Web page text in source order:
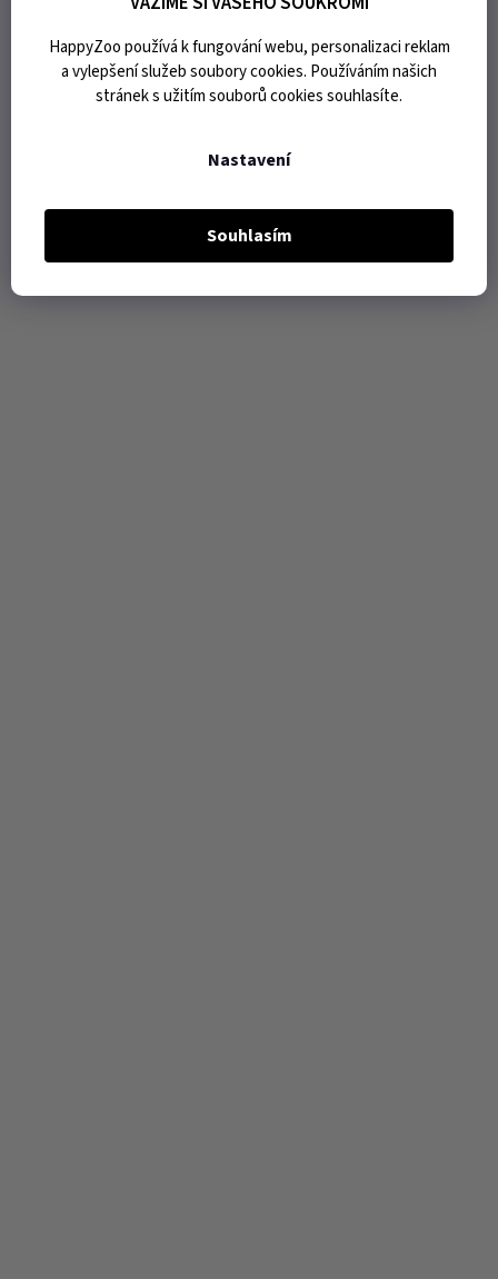
HappyZoo používá k fungování webu, personalizaci reklam
a vylepšení služeb soubory cookies. Používáním našich
stránek s užitím souborů cookies souhlasíte.
Nastavení
Souhlasím